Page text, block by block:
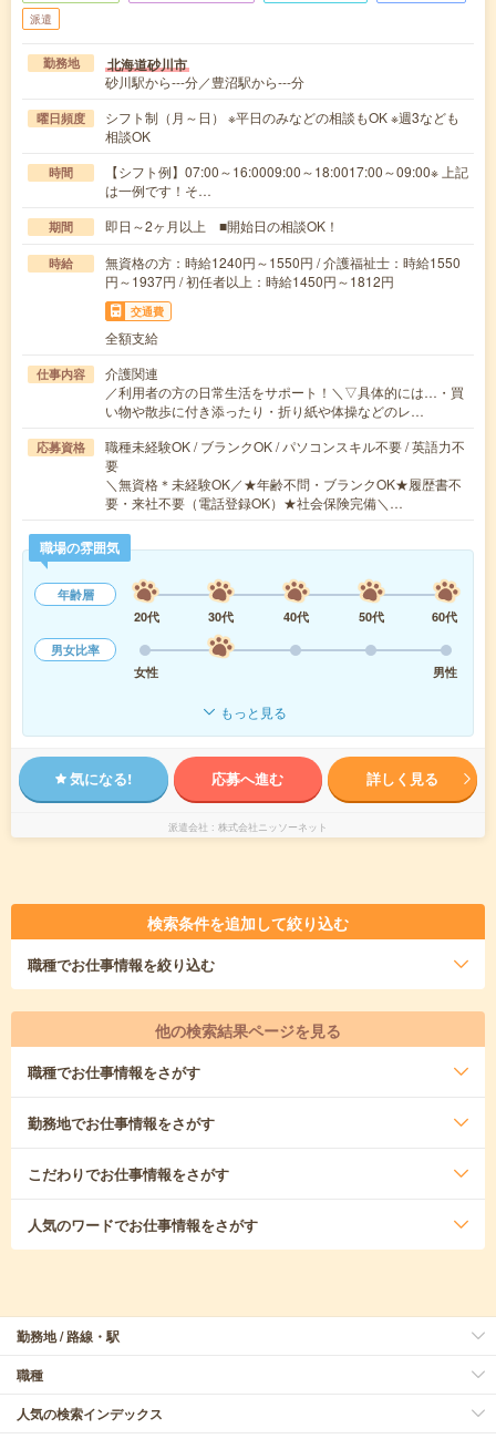
派遣
勤務地 北海道砂川市
砂川駅から---分／豊沼駅から---分
曜日頻度
シフト制（月～日） ※平日のみなどの相談もOK ※週3なども
相談OK
時間
【シフト例】07:00～16:0009:00～18:0017:00～09:00※ 上記
は一例です！そ…
期間 即日～2ヶ月以上 ■開始日の相談OK！
時給
無資格の方：時給1240円～1550円 / 介護福祉士：時給1550
円～1937円 / 初任者以上：時給1450円～1812円
交通費
全額支給
仕事内容
介護関連
／利用者の方の日常生活をサポート！＼▽具体的には…・買
い物や散歩に付き添ったり・折り紙や体操などのレ…
応募資格
職種未経験OK / ブランクOK / パソコンスキル不要 / 英語力不
要
＼無資格＊未経験OK／★年齢不問・ブランクOK★履歴書不
要・来社不要（電話登録OK）★社会保険完備＼…
職場の雰囲気
年齢層
20代
30代 40代 50代
60代
男女比率
女性
男性
もっと見る
気になる! 応募へ進む 詳しく見る
派遣会社 株式会社ニッソーネット
検索条件を追加して絞り込む
職種でお仕事情報を絞り込む
他の検索結果ページを見る
職種でお仕事情報をさがす
勤務地でお仕事情報をさがす
こだわりでお仕事情報をさがす
人気のワードでお仕事情報をさがす
勤務地 / 路線・駅
職種
人気の検索インデックス